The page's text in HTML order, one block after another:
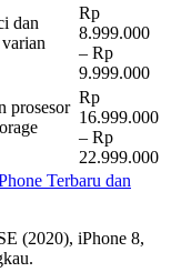
dan
Rp
8.999.000
– Rp
9.999.000
prosesor
Rp
16.999.000
– Rp
22.999.000
Terbaru dan
(2020), iPhone 8,